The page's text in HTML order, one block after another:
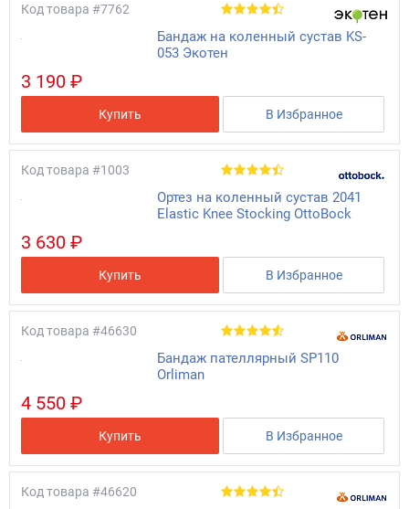
Код товара #7762
Бандаж на коленный сустав KS-
053 Экотен
3 190 ₽
Купить В Избранное
Код товара #1003
Ортез на коленный сустав 2041
Elastic Knee Stocking OttoBock
3 630 ₽
Купить В Избранное
Код товара #46630
Бандаж пателлярный SP110
Orliman
4 550 ₽
Купить В Избранное
Код товара #46620